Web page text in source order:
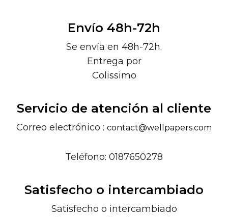
Envío 48h-72h
Se envía en 48h-72h.
Entrega por
Colissimo
Servicio de atención al cliente
Correo electrónico : contact@wellpapers.com
Teléfono: 0187650278
Satisfecho o intercambiado
Satisfecho o intercambiado